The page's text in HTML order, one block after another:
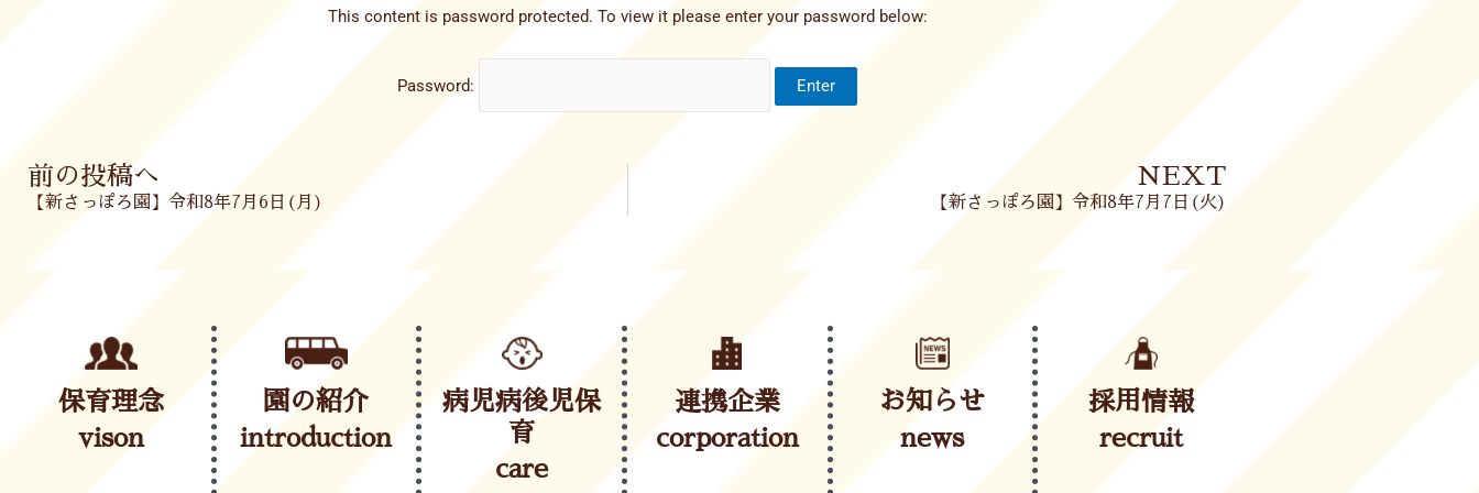
This content is password protected. To view it please enter your password below:
Password:
Prev
前の投稿へ
【新さっぽろ園】令和8年7月6日(月)
NEXT
【新さっぽろ園】令和8年7月7日(火)
保育理念
vison
園の紹介
introduction
病児病後児保
育
care
連携企業
corporation
お知らせ
news
採用情報
recruit